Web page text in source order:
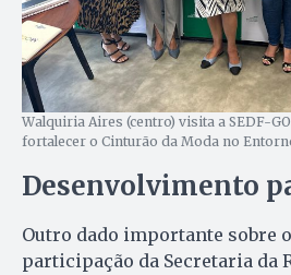
Walquiria Aires (centro) visita a SEDF-
fortalecer o Cinturão da Moda no
Desenvolvimento
Outro dado importante sobre
participação da Secretaria da